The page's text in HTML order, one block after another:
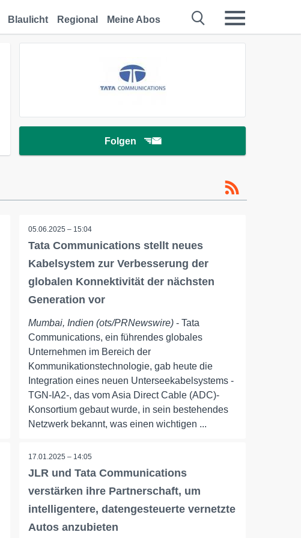
Blaulicht Regional Meine Abos
Folgen
05.06.2025 – 15:04
Tata Communications stellt neues
Kabelsystem zur Verbesserung der
globalen Konnektivität der nächsten
Generation vor
Mumbai, Indien (ots/PRNewswire) - Tata
Communications, ein führendes globales
Unternehmen im Bereich der
Kommunikationstechnologie, gab heute die
Integration eines neuen Unterseekabelsystems -
TGN-IA2-, das vom Asia Direct Cable (ADC)-
Konsortium gebaut wurde, in sein bestehendes
Netzwerk bekannt, was einen wichtigen ...
17.01.2025 – 14:05
JLR und Tata Communications
verstärken ihre Partnerschaft, um
intelligentere, datengesteuerte vernetzte
Autos anzubieten